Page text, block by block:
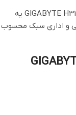
باندل مادربرد گیگابایت GIGABYTE H310M-K INTEL i5 13400F یه
و اداری سبک محسوب